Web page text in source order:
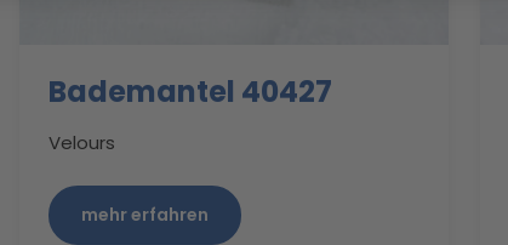
Bademantel 40427
Velours
mehr erfahren